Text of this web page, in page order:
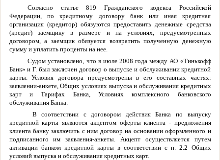
Согласно статье 819 Гражданского кодекса Российской
Федерации, по кредитному договору банк или иная кредитная
организация (кредитор) обязуются предоставить денежные средства
(кредит) заемщику в размере и на условиях, предусмотренных
договором, а заемщик обязуется возвратить полученную денежную
сумму и уплатить проценты на нее.
Судом установлено, что в июле 2008 года между АО «Тинькофф
Банк» и Г. был заключен договор о выпуске и обслуживании кредитной
карты. Условия договора предусмотрены в его составных частях:
заявлении-анкете, Общих условиях выпуска и обслуживания кредитных
карт и Тарифах Банка, Условиях комплексного банковского
обслуживания Банка.
В соответствии с договором действия Банка по выпуску
кредитной карты являются акцептом оферты клиента - предложения
клиента банку заключить с ним договор на основании оформленного и
подписанного им заявления-анкеты. Акцепт осуществляется путем
активации банком кредитной карты в соответствии с п. 2.2 Общих
условий выпуска и обслуживания кредитных карт.